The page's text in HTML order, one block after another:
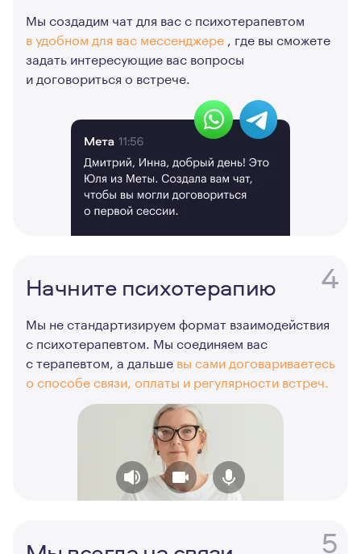
Мы создадим чат для вас с психотерапевтом
в удобном для вас мессенджере , где вы сможете
задать интересующие вас вопросы
и договориться о встрече.
4
Начните психотерапию
Мы не стандартизируем формат взаимодействия
с психотерапевтом. Мы соединяем вас
с терапевтом, а дальше вы сами договариваетесь
о способе связи, оплаты и регулярности встреч.
5